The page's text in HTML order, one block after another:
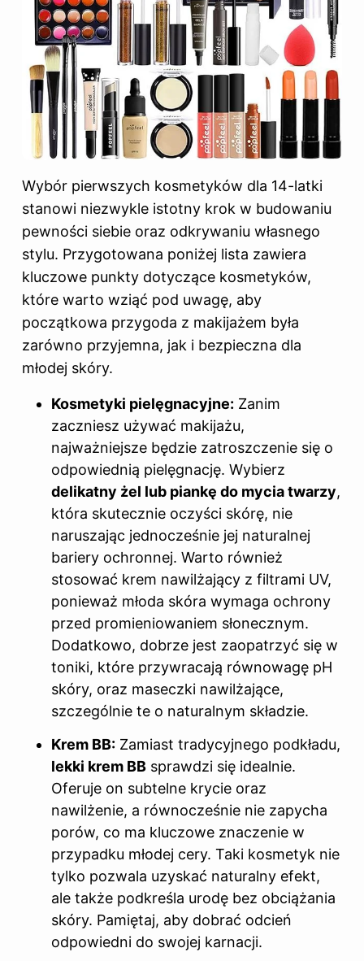
Wybór pierwszych kosmetyków dla 14-latki
stanowi niezwykle istotny krok w budowaniu
pewności siebie oraz odkrywaniu własnego
stylu. Przygotowana poniżej lista zawiera
kluczowe punkty dotyczące kosmetyków,
które warto wziąć pod uwagę, aby
początkowa przygoda z makijażem była
zarówno przyjemna, jak i bezpieczna dla
młodej skóry.
Kosmetyki pielęgnacyjne: Zanim
zaczniesz używać makijażu,
najważniejsze będzie zatroszczenie się o
odpowiednią pielęgnację. Wybierz
delikatny żel lub piankę do mycia twarzy,
która skutecznie oczyści skórę, nie
naruszając jednocześnie jej naturalnej
bariery ochronnej. Warto również
stosować krem nawilżający z filtrami UV,
ponieważ młoda skóra wymaga ochrony
przed promieniowaniem słonecznym.
Dodatkowo, dobrze jest zaopatrzyć się w
toniki, które przywracają równowagę pH
skóry, oraz maseczki nawilżające,
szczególnie te o naturalnym składzie.
Krem BB: Zamiast tradycyjnego podkładu,
lekki krem BB sprawdzi się idealnie.
Oferuje on subtelne krycie oraz
nawilżenie, a równocześnie nie zapycha
porów, co ma kluczowe znaczenie w
przypadku młodej cery. Taki kosmetyk nie
tylko pozwala uzyskać naturalny efekt,
ale także podkreśla urodę bez obciążania
skóry. Pamiętaj, aby dobrać odcień
odpowiedni do swojej karnacji.